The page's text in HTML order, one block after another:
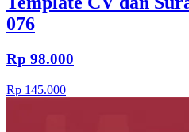
076
Rp 98.000
Rp 145.000